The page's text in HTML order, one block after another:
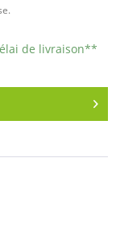
de livraison**